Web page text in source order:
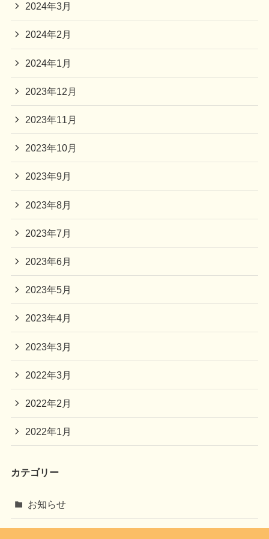
2024年3月
2024年2月
2024年1月
2023年12月
2023年11月
2023年10月
2023年9月
2023年8月
2023年7月
2023年6月
2023年5月
2023年4月
2023年3月
2022年3月
2022年2月
2022年1月
カテゴリー
お知らせ